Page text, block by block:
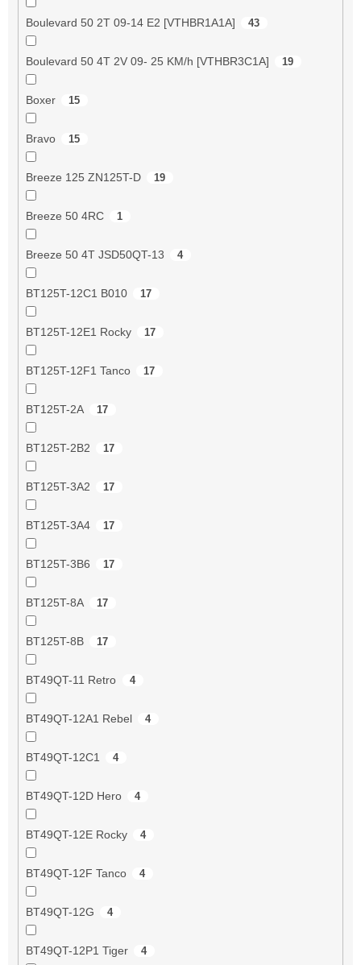
Boulevard 50 2T 09-14 E2 [VTHBR1A1A] 43
Boulevard 50 4T 2V 09- 25 KM/h [VTHBR3C1A] 19
Boxer 15
Bravo 15
Breeze 125 ZN125T-D 19
Breeze 50 4RC 1
Breeze 50 4T JSD50QT-13 4
BT125T-12C1 B010 17
BT125T-12E1 Rocky 17
BT125T-12F1 Tanco 17
BT125T-2A 17
BT125T-2B2 17
BT125T-3A2 17
BT125T-3A4 17
BT125T-3B6 17
BT125T-8A 17
BT125T-8B 17
BT49QT-11 Retro 4
BT49QT-12A1 Rebel 4
BT49QT-12C1 4
BT49QT-12D Hero 4
BT49QT-12E Rocky 4
BT49QT-12F Tanco 4
BT49QT-12G 4
BT49QT-12P1 Tiger 4